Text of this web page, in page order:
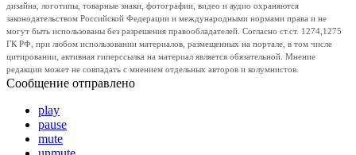
дизайна, логотипы, товарные знаки, фотографии, видео и аудио охраняются
законодательством Российской Федерации и международными нормами права и не
могут быть использованы без разрешения правообладателей. Согласно ст.ст. 1274,1275
ГК РФ, при любом использовании материалов, размещенных на портале, в том числе
цитировании, активная гиперссылка на материал является обязательной. Мнение
редакции может не совпадать с мнением отдельных авторов и колумнистов.
Сообщение отправлено
play
pause
mute